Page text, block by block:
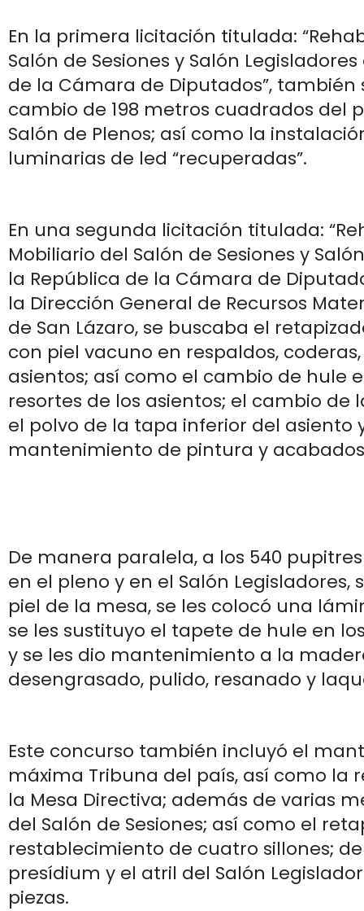
En la primera licitación titulada:
Salón de Sesiones y Salón
de la Cámara de Diputados”,
cambio de 198 metros cuadrados del
Salón de Plenos; así como la
luminarias de led “recuperadas”.
En una segunda licitación titulada:
Mobiliario del Salón de Sesiones y
la República de la Cámara de
la Dirección General de Recursos
de San Lázaro, se buscaba el
con piel vacuno en respaldos,
asientos; así como el cambio de hule
resortes de los asientos; el cambio de
el polvo de la tapa inferior del asiento
mantenimiento de pintura y
De manera paralela, a los 540
en el pleno y en el Salón Legisladores,
piel de la mesa, se les colocó una
se les sustituyo el tapete de hule en
y se les dio mantenimiento a la
desengrasado, pulido, resanado y
Este concurso también incluyó el
máxima Tribuna del país, así como la
la Mesa Directiva; además de varias
del Salón de Sesiones; así como el
restablecimiento de cuatro sillones;
presídium y el atril del Salón
piezas.